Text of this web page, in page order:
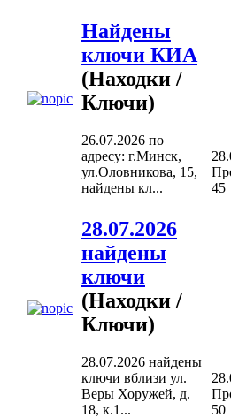
Найдены
ключи КИА
(Находки /
Ключи)
26.07.2026 по
адресу: г.Минск,
ул.Оловникова, 15,
найдены кл...
45
28.07.2026
найдены
ключи
(Находки /
Ключи)
28.07.2026 найдены
ключи вблизи ул.
Веры Хоружей, д.
18, к.1...
50